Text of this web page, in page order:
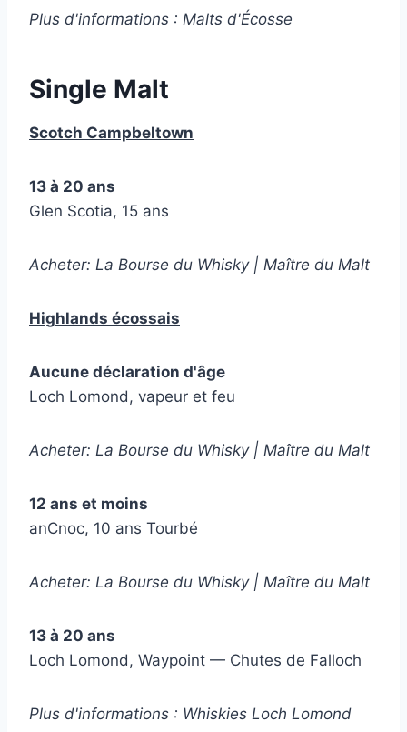
Plus d'informations : Malts d'Écosse
Single Malt
Scotch Campbeltown
13 à 20 ans
Glen Scotia, 15 ans
Acheter: La Bourse du Whisky | Maître du Malt
Highlands écossais
Aucune déclaration d'âge
Loch Lomond, vapeur et feu
Acheter: La Bourse du Whisky | Maître du Malt
12 ans et moins
anCnoc, 10 ans Tourbé
Acheter: La Bourse du Whisky | Maître du Malt
13 à 20 ans
Loch Lomond, Waypoint — Chutes de Falloch
Plus d'informations : Whiskies Loch Lomond